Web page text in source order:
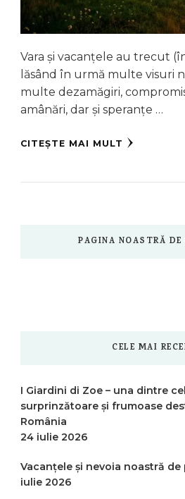
Vara și vacanțele au trecut
lăsând în urmă multe visuri
multe dezamăgiri,
amânări, dar și speranțe …
CITEȘTE MAI MULT
PAGINA NOASTRĂ DE
CELE MAI
I Giardini di Zoe – una dintre
surprinzătoare și frumoase
România
24 iulie 2026
Vacanțele și nevoia noastră de
iulie 2026